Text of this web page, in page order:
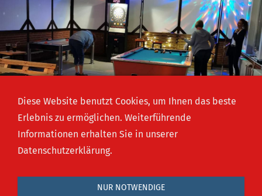
Diese Website benutzt Cookies, um Ihnen das beste
Erlebnis zu ermöglichen. Weiterführende
Informationen erhalten Sie in unserer
Datenschutzerklärung.
NUR NOTWENDIGE